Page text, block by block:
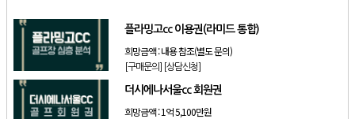
플라밍고cc 이용권(라미드 통합)
희망금액 :내용 참조(별도 문의)
[구매문의] [상담신청]
더시에나서울cc 회원권
희망금액 :1억 5,100만원